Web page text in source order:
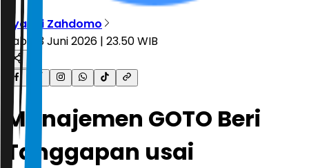
Ryandi Zahdomo
Rabu, 3 Juni 2026 | 23.50 WIB
Manajemen GOTO Beri
Tanggapan usai